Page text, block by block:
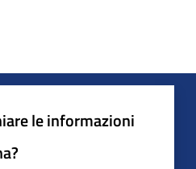
le informazioni